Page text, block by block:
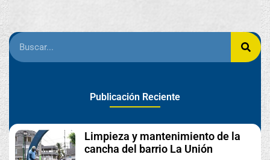
Publicación Reciente
Limpieza y mantenimiento de la
cancha del barrio La Unión